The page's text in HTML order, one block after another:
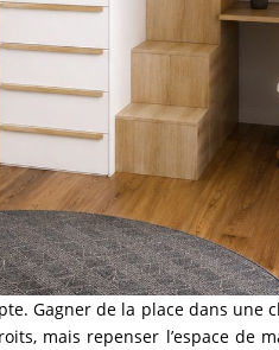
Gagner de la place dans une
mais repenser l’espace de